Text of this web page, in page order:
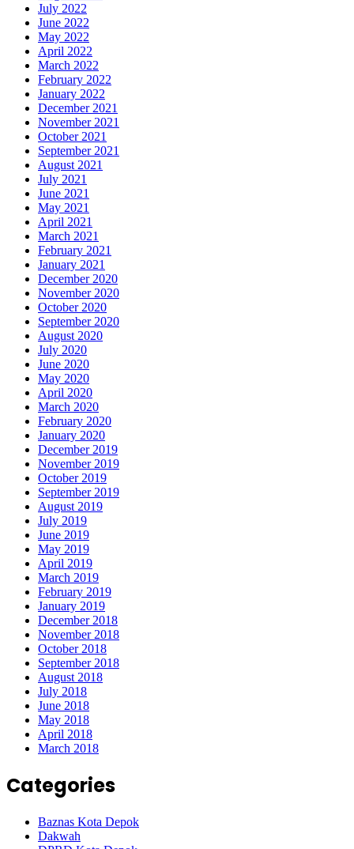
July 2022
June 2022
May 2022
April 2022
March 2022
February 2022
January 2022
December 2021
November 2021
October 2021
September 2021
August 2021
July 2021
June 2021
May 2021
April 2021
March 2021
February 2021
January 2021
December 2020
November 2020
October 2020
September 2020
August 2020
July 2020
June 2020
May 2020
April 2020
March 2020
February 2020
January 2020
December 2019
November 2019
October 2019
September 2019
August 2019
July 2019
June 2019
May 2019
April 2019
March 2019
February 2019
January 2019
December 2018
November 2018
October 2018
September 2018
August 2018
July 2018
June 2018
May 2018
April 2018
March 2018
Categories
Baznas Kota Depok
Dakwah